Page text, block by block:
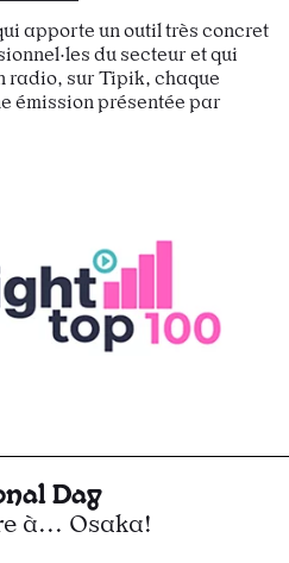
apporte un outil très concret
du secteur et qui
radio, sur Tipik, chaque
émission présentée par
Day
à... Osaka!